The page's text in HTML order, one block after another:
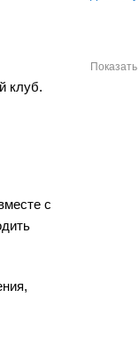
клуб.
с
Показать